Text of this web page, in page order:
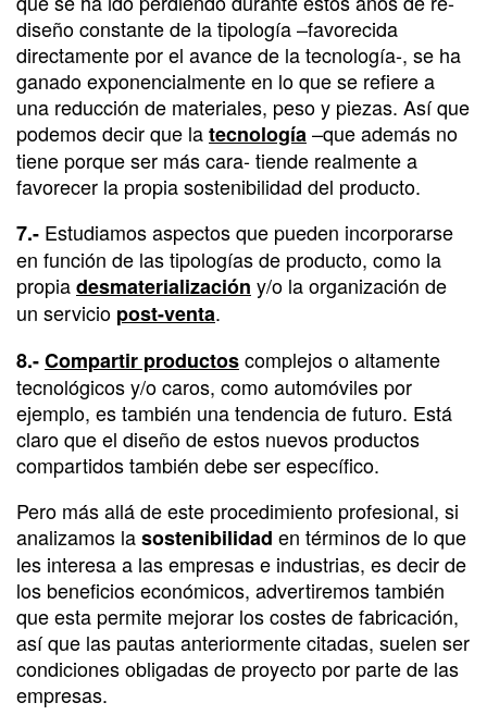
diseño constante de la tipología –favorecida
directamente por el avance de la tecnología-, se ha
ganado exponencialmente en lo que se refiere a
una reducción de materiales, peso y piezas. Así que
podemos decir que latecnología–que además no
tiene porque ser más cara- tiende realmente a
favorecer la propia sostenibilidad del producto.
7.- Estudiamos aspectos que pueden incorporarse
en función de las tipologías de producto, como la
propiadesmaterialización y/o la organización de
un servicio post-venta.
8.-Compartir productoscomplejos o altamente
tecnológicos y/o caros, como automóviles por
ejemplo, es también una tendencia de futuro. Está
claro que el diseño de estos nuevos productos
compartidos también debe ser específico.
Pero más allá de este procedimiento profesional, si
analizamos lasostenibilidad en términos de lo que
les interesa a las empresas e industrias, es decir de
los beneficios económicos, advertiremos también
que esta permite mejorar los costes de fabricación,
así que las pautas anteriormente citadas, suelen ser
condiciones obligadas de proyecto por parte de las
empresas.